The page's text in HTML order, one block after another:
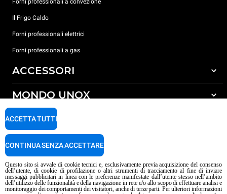
Forni professionali a convezione
Il Frigo Caldo
Forni professionali elettrici
Forni professionali a gas
ACCESSORI
Tutti gli accessori
Detergenti per lavaggio automatico
Detergenti per lavaggio manuale
Trattamento acqua con filtro a resine
MONDO UNOX
Le nostre sedi nel mondo
Carriere Unox
SUPPORTO
Garanzia Unox
Trova Centri Service
Informativa sui contenuti IA
Privacy policy Cookie policy
Questo sito si avvale di cookie tecnici e, esclusivamente previa acquisizione del consenso
dell’utente, di cookie di profilazione o altri strumenti di tracciamento al fine di inviare
messaggi pubblicitari in linea con le preferenze manifestate dall’utente stesso nell’ambito
dell’utilizzo delle funzionalità e della navigazione in rete e/o allo scopo di effettuare analisi e
monitoraggio dei comportamenti dei visitatori, anche di terze parti. Per ulteriori informazioni
ACCETTA TUTTI
CONTINUA SENZA ACCETTARE